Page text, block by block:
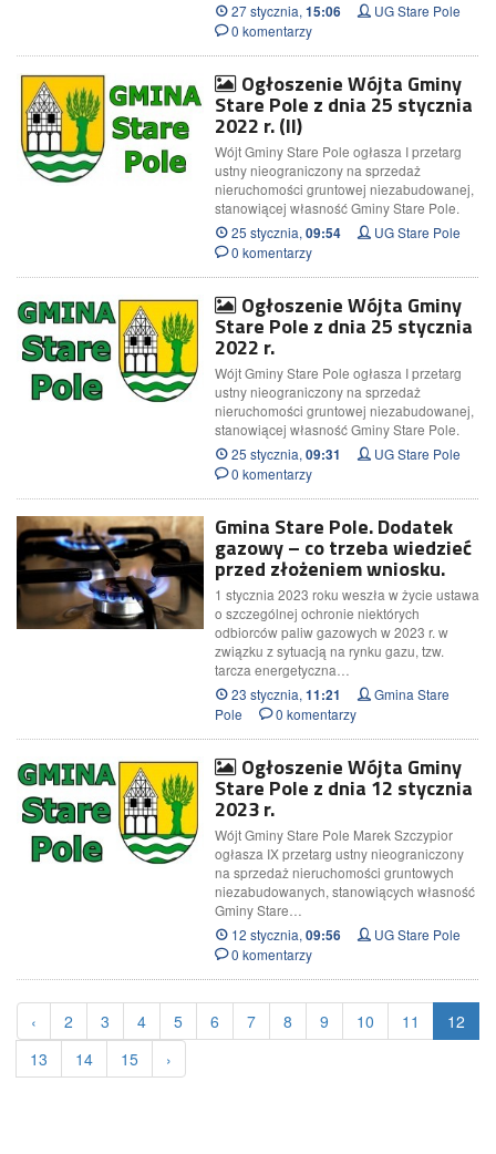
27 stycznia, 15:06
UG Stare Pole
0 komentarzy
Ogłoszenie Wójta Gminy
Stare Pole z dnia 25 stycznia
2022 r. (II)
Wójt Gminy Stare Pole ogłasza I przetarg
ustny nieograniczony na sprzedaż
nieruchomości gruntowej niezabudowanej,
stanowiącej własność Gminy Stare Pole.
25 stycznia, 09:54
UG Stare Pole
0 komentarzy
Ogłoszenie Wójta Gminy
Stare Pole z dnia 25 stycznia
2022 r.
Wójt Gminy Stare Pole ogłasza I przetarg
ustny nieograniczony na sprzedaż
nieruchomości gruntowej niezabudowanej,
stanowiącej własność Gminy Stare Pole.
25 stycznia, 09:31
UG Stare Pole
0 komentarzy
Gmina Stare Pole. Dodatek
gazowy – co trzeba wiedzieć
przed złożeniem wniosku.
1 stycznia 2023 roku weszła w życie ustawa
o szczególnej ochronie niektórych
odbiorców paliw gazowych w 2023 r. w
związku z sytuacją na rynku gazu, tzw.
tarcza energetyczna…
23 stycznia, 11:21
Gmina Stare
Pole
0 komentarzy
Ogłoszenie Wójta Gminy
Stare Pole z dnia 12 stycznia
2023 r.
Wójt Gminy Stare Pole Marek Szczypior
ogłasza IX przetarg ustny nieograniczony
na sprzedaż nieruchomości gruntowych
niezabudowanych, stanowiących własność
Gminy Stare…
12 stycznia, 09:56
UG Stare Pole
0 komentarzy
‹ 2 3 4 5 6 7 8 9 10 11
12
13
14 15 ›